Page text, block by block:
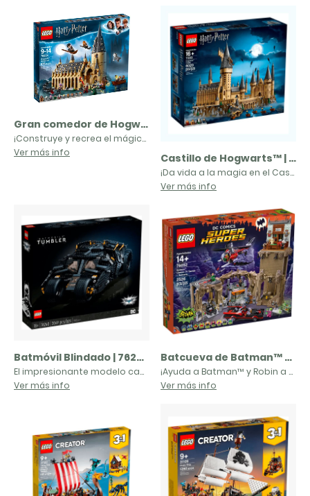
Gran comedor de Hogwarts™ | 75954
¡Construye y recrea el mágico universo de fantasía en torno al que gira la saga cinematográfica de Harry Potter™ con el detallado kit de construcción LEGO® Harry Potter Gran Comedor de Hogwarts™ (75954)! Sus 4 plantas albergan una chimenea, bancos, mesas y estandartes reversibles con los emblemas de las casas; cuenta también con la torre de la Gran Escalera, con una escalera de caracol, una sala de pociones, una sala del tesoro, el Sombrero Seleccionador, el Espejo de Oesed y un montón de accesorios y artefactos mágicos. Este fascinante castillo de juguete permite interpretar emocionantes historias e incluye 10 minifiguras y modelos para construir de un Basilisco y Fawkes™, así como figuras de Hedwig™ y Scabbers™.
Ver más info
Castillo de Hogwarts™ | 71043
¡Da vida a la magia en el Castillo de Hogwarts™ LEGO® Harry Potter™ (71043)! Este detallado artículo de colección LEGO Harry Potter se compone de más de 6.000 piezas y proporciona una gratificante experiencia de construcción. Incluye un gran número de aspectos destacados de la saga de Harry Potter y te permite descubrir las torres, las torretas, las cámaras, las aulas, las criaturas, el Sauce Boxeador, la cabaña de Hagrid y otras muchas características del célebre edificio. Acompañado de 4 minifiguras y 27 microfiguras (alumnos, profesores, estatuas y 5 Dementores), este set de construcción avanzado es un regalo perfecto para fans de Harry Potter.
Ver más info
Batmóvil Blindado | 76240
El impresionante modelo captura el icónico estilo de la máquina justiciera equipada para el combate de la trilogía El Caballero Oscuro.
Ver más info
Batcueva de Batman™ clásico de TV | 76052
¡Ayuda a Batman™ y Robin a expulsar a los villanos de la batcueva! Incluye el laboratorio de Batman, el batordenador, el batmóvil equipado con cañones, el batcóptero equipado con misiles y la batmoto. Este modelo especial, basado en la clásica serie para televisión emitida en la década de 1960, cuenta también con una sección de la mansión Wayne con pared exterior para escalar y el estudio de Bruce Wayne con el emblemático batfono y una falsa librería que se abre para revelar la entrada secreta a la batcueva. ¡Convierte a Bruce Wayne y Dick Grayson en Batman y Robin (minifiguras alternativas incluidas) antes de bajar por los batpostes! Incluye 9 minifiguras: Batman™, Robin, Bruce Wayne, Dick Grayson, Alfred Pennyworth, el Joker, Catwoman, Enigma y el Pingüino.
Ver más info